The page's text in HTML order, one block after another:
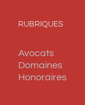
RUBRIQUES
Avocats
Domaines
Honoraires